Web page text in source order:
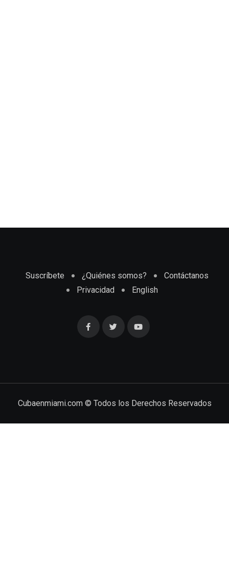
Suscríbete ¿Quiénes somos?
Contáctanos
Privacidad
English
Cubaenmiami.com © Todos los Derechos Reservados